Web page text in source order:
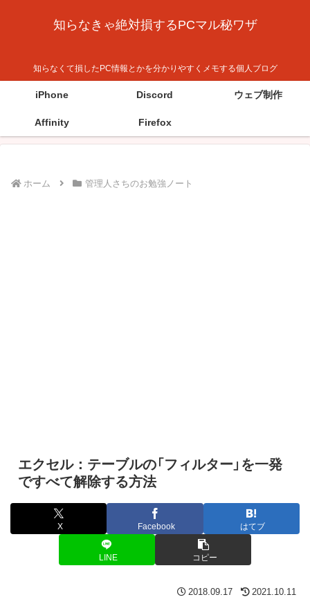
知らなきゃ絶対損するPCマル秘ワザ
知らなくて損したPC情報とかを分かりやすくメモする個人ブログ
iPhone Discord ウェブ制作
Affinity Firefox
ホーム 管理人さちのお勉強ノート
エクセル：テーブルの「フィルター」を一発
ですべて解除する方法
X Facebook はてブ
LINE コピー
2018.09.17 2021.10.11